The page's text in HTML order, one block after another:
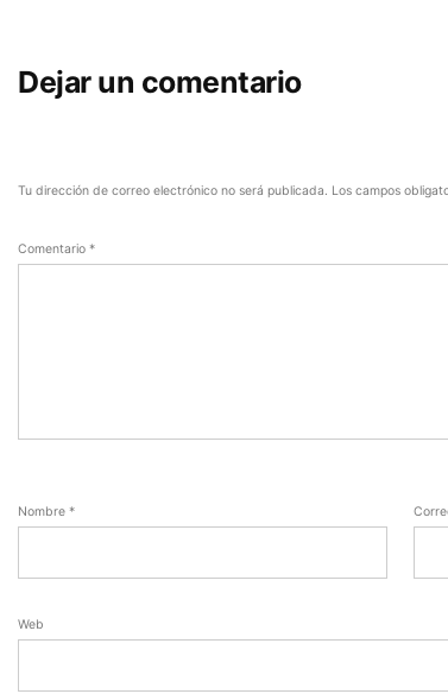
Dejar un comentario
Tu dirección de correo electrónico no será publicada. Los campos
Comentario *
Nombre *
Web